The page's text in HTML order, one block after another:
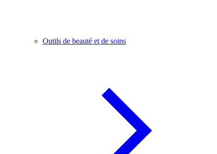
Outils de beauté et de soins